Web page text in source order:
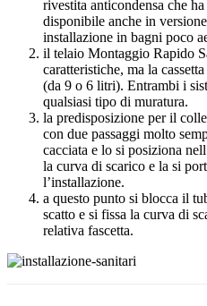
rivestita anticondensa che
disponibile anche in
installazione in bagni poco
il telaio Montaggio Rapido
caratteristiche, ma la
(da 9 o 6 litri). Entrambi i
qualsiasi tipo di muratura.
la predisposizione per il
con due passaggi molto
cacciata e lo si posiziona
la curva di scarico e la si
l’installazione.
a questo punto si blocca il
scatto e si fissa la curva di
relativa fascetta.